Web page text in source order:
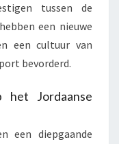
tussen de
een nieuwe
een cultuur van
bevorderd.
het Jordaanse
een diepgaande